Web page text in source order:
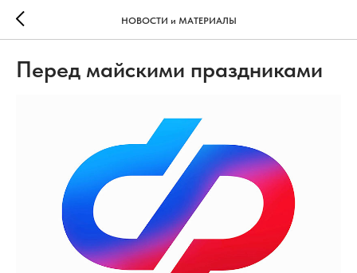
НОВОСТИ и МАТЕРИАЛЫ
Перед майскими праздниками